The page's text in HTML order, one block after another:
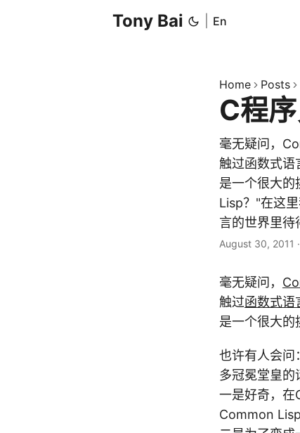
Tony Bai En
Home Posts
C程
毫无疑问，
触过函数式语
是一个很大
Lisp？"在这
言的世界里待
August 30, 2011 ·
毫无疑问，
触过函数式语
是一个很大的
也许有人会问
多冠冕堂皇的
一是好奇，在
Common Lisp